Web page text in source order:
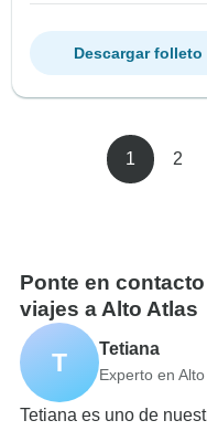
Descargar folleto
1 2
Ponte en
viajes a Alto Atlas
T Tetiana
Experto en
Tetiana es uno de